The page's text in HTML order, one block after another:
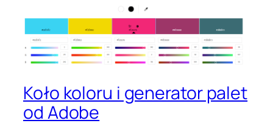
Koło koloru i generator palet
od Adobe